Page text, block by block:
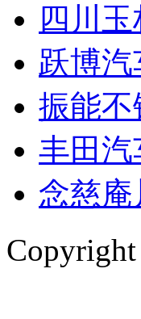
四川
跃博
振能
丰田汽
念慈